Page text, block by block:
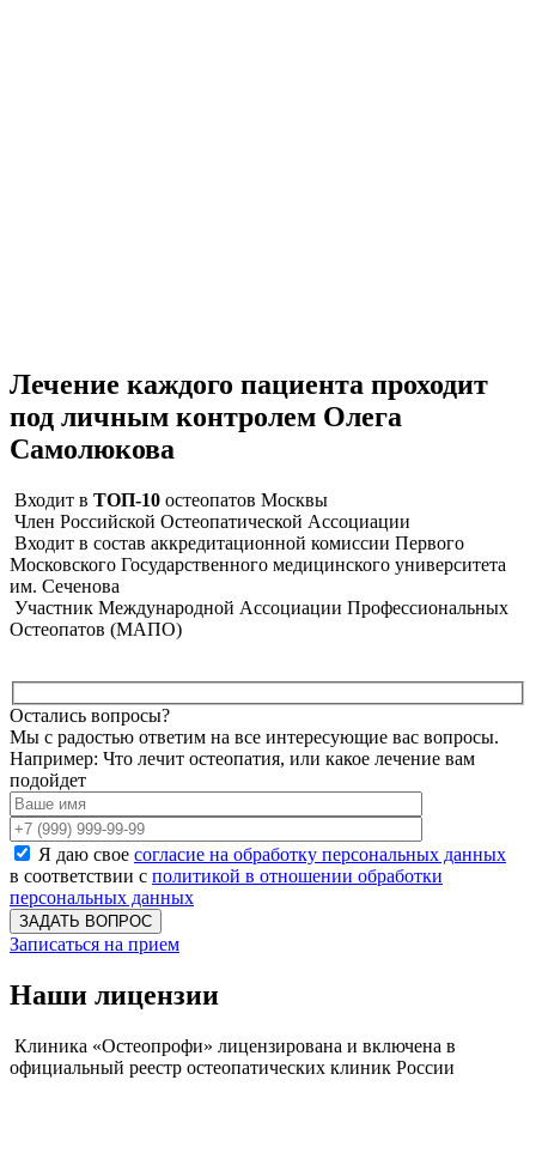
Лечение каждого пациента проходит
под личным контролем Олега
Самолюкова
Входит в ТОП-10 остеопатов Москвы
Член Российской Остеопатической Ассоциации
Входит в состав аккредитационной комиссии Первого
Московского Государственного медицинского университета
им. Сеченова
Участник Международной Ассоциации Профессиональных
Остеопатов (МАПО)
Остались вопросы?
Мы с радостью ответим на все интересующие вас вопросы.
Например: Что лечит остеопатия, или какое лечение вам
подойдет
Я даю свое согласие на обработку персональных данных
в соответствии с политикой в отношении обработки
персональных данных
Записаться на прием
Наши лицензии
Клиника «Остеопрофи» лицензирована и включена в
официальный реестр остеопатических клиник России